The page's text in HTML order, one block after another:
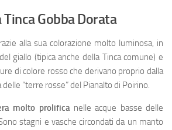
Gobba Dorata
alla sua colorazione molto luminosa, in
giallo (tipica anche della Tinca comune) e
di colore rosso che derivano proprio dalla
“terre rosse” del Pianalto di Poirino.
molto prolificanelle acque basse delle
stagni e vasche circondati da un manto